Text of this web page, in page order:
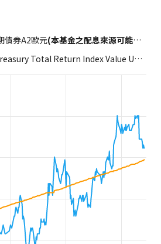
債券A2歐元(本基金之配息來源可能為本金)
Total Return Index Value Unhedged U